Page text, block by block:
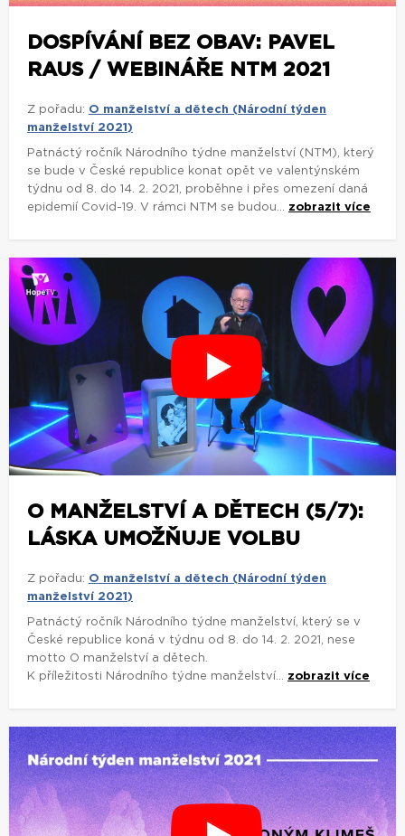
DOSPÍVÁNÍ BEZ OBAV: PAVEL
RAUS / WEBINÁŘE NTM 2021
Z pořadu: O manželství a dětech (Národní týden
manželství 2021)
Patnáctý ročník Národního týdne manželství (NTM), který
se bude v České republice konat opět ve valentýnském
týdnu od 8. do 14. 2. 2021, proběhne i přes omezení daná
epidemií Covid-19. V rámci NTM se budou... zobrazit více
O MANŽELSTVÍ A DĚTECH (5/7):
LÁSKA UMOŽŇUJE VOLBU
Z pořadu: O manželství a dětech (Národní týden
manželství 2021)
Patnáctý ročník Národního týdne manželství, který se v
České republice koná v týdnu od 8. do 14. 2. 2021, nese
motto O manželství a dětech.
K příležitosti Národního týdne manželství... zobrazit více